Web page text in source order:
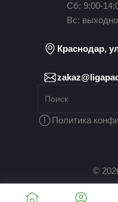
Сб: 9:00-
Вс:
Краснодар,
Политика
©